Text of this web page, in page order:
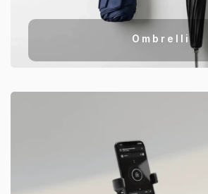
Ombrelli